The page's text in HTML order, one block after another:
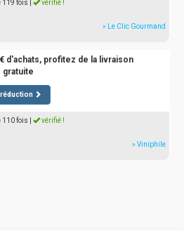
119 fois vérifié !
» Le Clic Gourmand
d'achats, profitez de la livraison
gratuite
110 fois vérifié !
» Viniphile